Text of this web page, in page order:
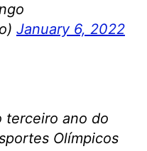
January 6, 2022
terceiro ano do
Olímpicos